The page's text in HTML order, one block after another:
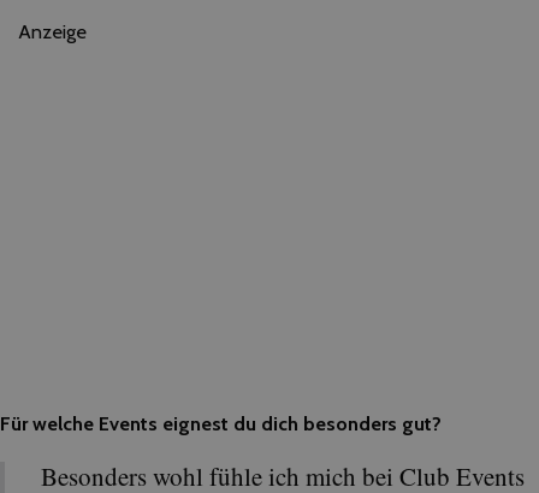
Anzeige
Für welche Events eignest du dich besonders gut?
Besonders wohl fühle ich mich bei Club Events